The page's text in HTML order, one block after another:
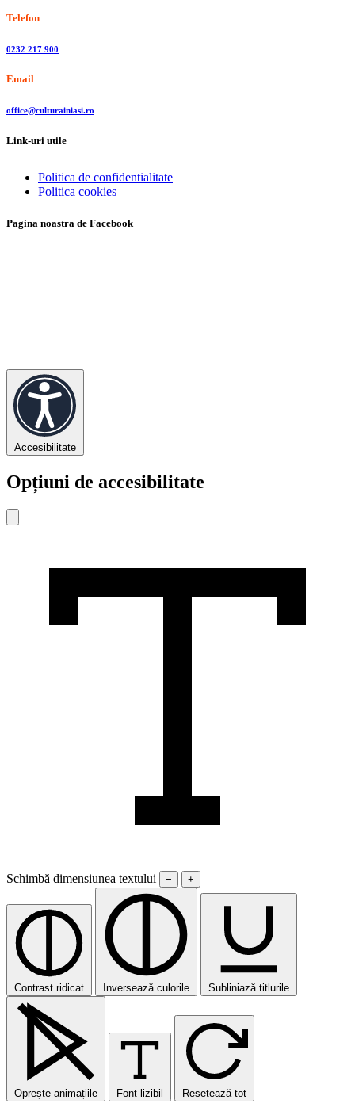
Telefon
0232 217 900
Email
office@culturainiasi.ro
Link-uri utile
Politica de confidentialitate
Politica cookies
Pagina noastra de Facebook
Accesibilitate
Opțiuni de accesibilitate
Schimbă dimensiunea textului − +
Contrast ridicat Inversează culorile Subliniază titlurile
Oprește animațiile Font lizibil Resetează tot